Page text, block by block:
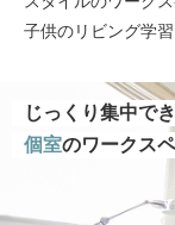
子供のリビング学
じっくり集中で
個室のワークス